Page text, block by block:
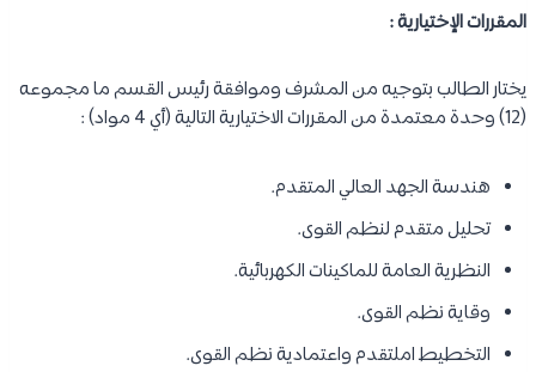
المقررات الإختيارية :
يختار الطالب بتوجيه من المشرف وموافقة رئيس القسم ما مجموعه
(12) وحدة معتمدة من المقررات الاختيارية التالية (أي 4 مواد) :
هندسة الجهد العالي المتقدم.
تحليل متقدم لنظم القوى.
النظرية العامة للماكينات الكهربائية.
وقاية نظم القوى.
التخطيط املتقدم واعتمادية نظم القوى.